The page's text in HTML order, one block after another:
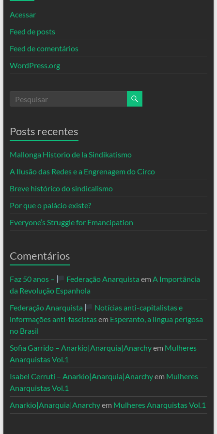
Acessar
Feed de posts
Feed de comentários
WordPress.org
Posts recentes
Mallonga Historio de la Sindikatismo
A Ilusão das Redes e a Engrenagem do Circo
Breve histórico do sindicalismo
Por que o palácio existe?
Everyone’s Struggle for Emancipation
Comentários
Faz 50 anos – Federação Anarquista em A Importância
da Revolução Espanhola
Federação Anarquista
Notícias anti-capitalistas e
informações anti-fascistasem Esperanto, a língua perigosa
no Brasil
Sofia Garrido – Anarkio|Anarquia|Anarchyem Mulheres
Anarquistas Vol.1
Isabel Cerruti – Anarkio|Anarquia|Anarchyem Mulheres
Anarquistas Vol.1
Anarkio|Anarquia|Anarchyem Mulheres Anarquistas Vol.1